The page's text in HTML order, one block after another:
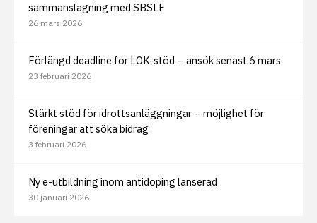
sammanslagning med SBSLF
26 mars 2026
Förlängd deadline för LOK-stöd – ansök senast 6 mars
23 februari 2026
Stärkt stöd för idrottsanläggningar – möjlighet för
föreningar att söka bidrag
3 februari 2026
Ny e-utbildning inom antidoping lanserad
30 januari 2026